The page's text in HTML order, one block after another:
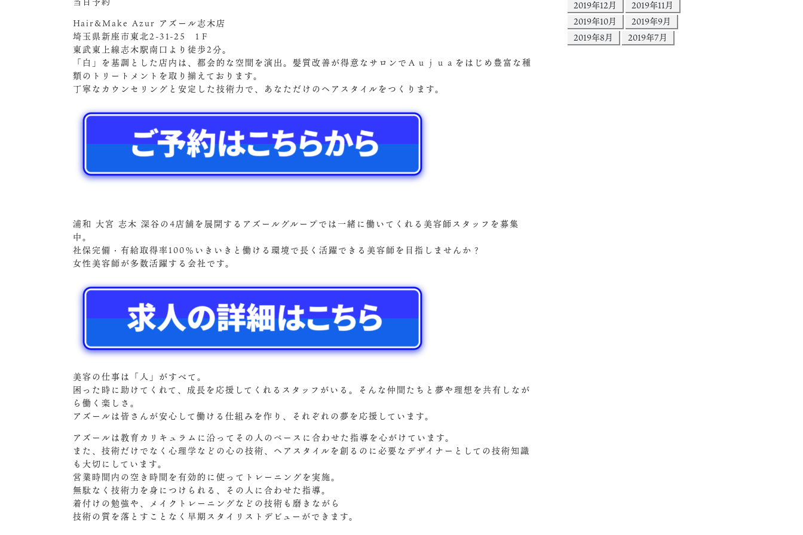
Hair&Make Azur アズール志木店
埼玉県新座市東北2-31-25 1Ｆ
東武東上線志木駅南口より徒歩2分。
「白」を基調とした店内は、都会的な空間を演出。髪質改善が得意なサロンでＡｕｊｕａをはじめ豊富な種
類のトリートメントを取り揃えております。
丁寧なカウンセリングと安定した技術力で、あなただけのヘアスタイルをつくります。
浦和 大宮 志木 深谷の4店舗を展開するアズールグループでは一緒に働いてくれる美容師スタッフを募集
中。
社保完備・有給取得率100％いきいきと働ける環境で長く活躍できる美容師を目指しませんか？
女性美容師が多数活躍する会社です。
美容の仕事は「人」がすべて。
困った時に助けてくれて、成長を応援してくれるスタッフがいる。そんな仲間たちと夢や理想を共有しなが
ら働く楽しさ。
アズールは皆さんが安心して働ける仕組みを作り、それぞれの夢を応援しています。
アズールは教育カリキュラムに沿ってその人のペースに合わせた指導を心がけています。
また、技術だけでなく心理学などの心の技術、ヘアスタイルを創るのに必要なデザイナーとしての技術知識
も大切にしています。
営業時間内の空き時間を有効的に使ってトレーニングを実施。
無駄なく技術力を身につけられる、その人に合わせた指導。
着付けの勉強や、メイクトレーニングなどの技術も磨きながら
技術の質を落とすことなく早期スタイリストデビューができます。
2019年12月
2019年11月
2019年10月
2019年9月
2019年8月
2019年7月